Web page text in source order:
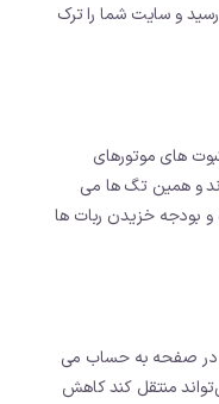
و سایت شما را ترک
عنکبوت های موتورهای
و همین تگ ها می
و بودجه خزیدن ربات ها
در صفحه به حساب می
منتقل کند کاهش